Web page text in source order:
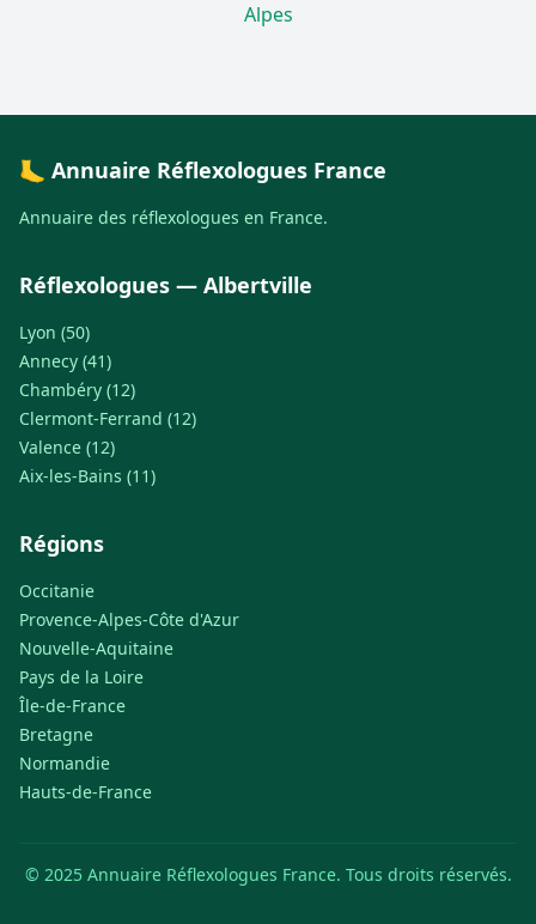
Alpes
🦶 Annuaire Réflexologues France
Annuaire des réflexologues en France.
Réflexologues — Albertville
Lyon (50)
Annecy (41)
Chambéry (12)
Clermont-Ferrand (12)
Valence (12)
Aix-les-Bains (11)
Régions
Occitanie
Provence-Alpes-Côte d'Azur
Nouvelle-Aquitaine
Pays de la Loire
Île-de-France
Bretagne
Normandie
Hauts-de-France
© 2025 Annuaire Réflexologues France. Tous droits réservés.